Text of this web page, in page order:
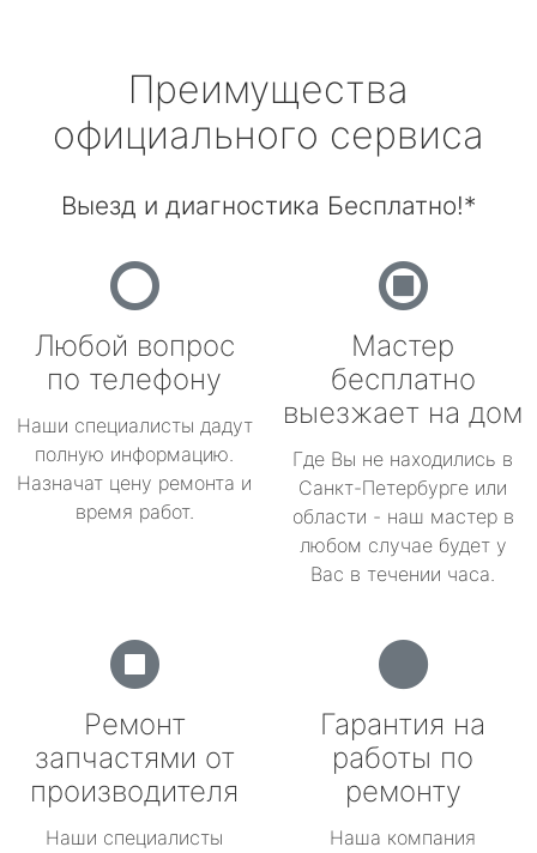
Преимущества
официального сервиса
Выезд и диагностика Бесплатно!*
Любой вопрос
по телефону
Наши специалисты дадут
полную информацию.
Назначат цену ремонта и
время работ.
Мастер
бесплатно
выезжает на дом
Где Вы не находились в
Санкт-Петербурге или
области - наш мастер в
любом случае будет у
Вас в течении часа.
Ремонт
запчастями от
производителя
Наши специалисты
Гарантия на
работы по
ремонту
Наша компания